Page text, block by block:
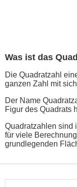
Was ist das
Die Quadratzahl
ganzen Zahl mit
Der Name
Figur des Quadrats
Quadratzahlen sind
für viele
grundlegenden